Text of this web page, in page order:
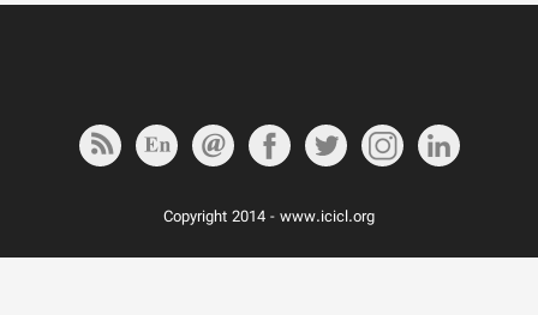
Copyright 2014 - www.icicl.org